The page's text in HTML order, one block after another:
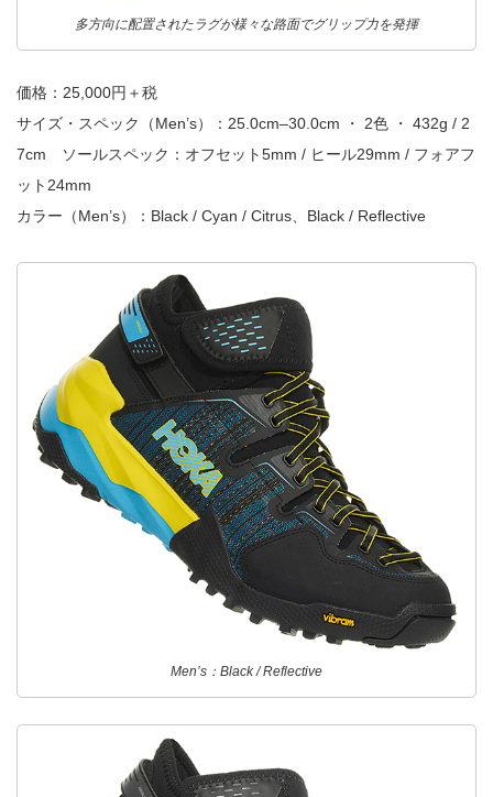
多方向に配置されたラグが様々な路面でグリップ力を発揮
価格：25,000円＋税
サイズ・スペック（Men’s）：25.0cm–30.0cm ・ 2色 ・ 432g / 2
7cm ソールスペック：オフセット5mm / ヒール29mm / フォアフ
ット24mm
カラー（Men’s）：Black / Cyan / Citrus、Black / Reflective
Men’s：Black / Reflective